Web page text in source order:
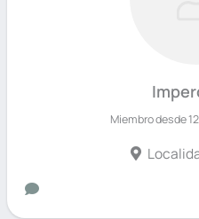
Miembro desde